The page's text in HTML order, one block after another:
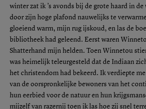
winter zat ik ’s avonds bij de grote haard in
door zijn hoge plafond nauwelijks te
gloeiend warm, mijn rug ijskoud, en las de
bibliotheek had geleend. Eerst waren
Shatterhand mijn helden. Toen Winnetou
was heimelijk teleurgesteld dat de Indiaan
het christendom had bekeerd. Ik verdiepte
van de oorspronkelijke bewoners van het
hun eerbied voor de natuur en hun
mijzelf van razernij toen ik las hoe zij snel